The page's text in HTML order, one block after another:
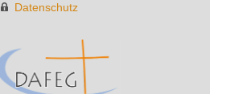
Datenschutz